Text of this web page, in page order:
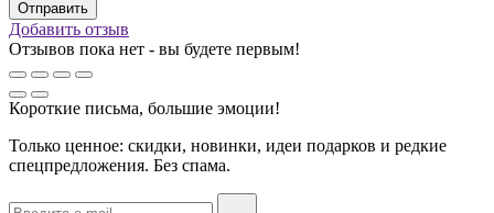
Добавить отзыв
Отзывов пока нет - вы будете первым!
Короткие письма, большие эмоции!
Только ценное: скидки, новинки, идеи подарков и редкие
спецпредложения. Без спама.